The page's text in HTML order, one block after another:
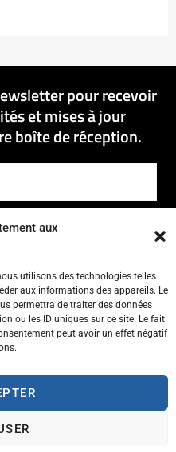
aux
utilisons des technologies telles
aux informations des appareils. Le
permettra de traiter des données
ou les ID uniques sur ce site. Le fait
peut avoir un effet négatif
pour recevoir
et mises à jour
boîte de réception.
soi